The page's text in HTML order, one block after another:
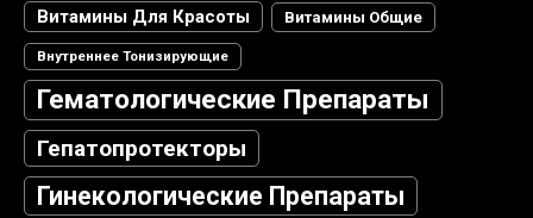
Витамины Для Красоты
Витамины Общие
Внутреннее Тонизирующие
Гематологические Препараты
Гепатопротекторы
Гинекологические Препараты